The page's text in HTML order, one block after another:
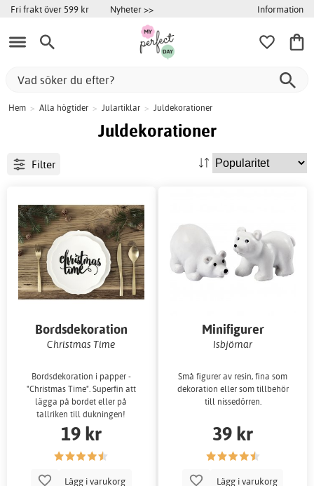
Fri frakt över 599 kr Nyheter >> Information
Hem > Alla högtider > Julartiklar > Juldekorationer
Juldekorationer
Filter
Bordsdekoration
Christmas Time
Bordsdekoration i papper -
"Christmas Time". Superfin att
lägga på bordet eller på
tallriken till dukningen!
19 kr
Lägg i varukorg
Minifigurer
Isbjörnar
Små figurer av resin, fina som
dekoration eller som tillbehör
till nissedörren.
39 kr
Lägg i varukorg